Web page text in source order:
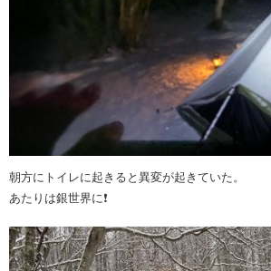
朝方にトイレに起きると異変が起きていた。
あたりは銀世界に❗️